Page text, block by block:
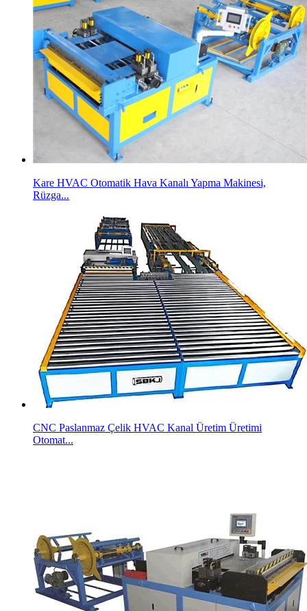
Kare HVAC Otomatik Hava Kanalı Yapma Makinesi,
Rüzga...
CNC Paslanmaz Çelik HVAC Kanal Üretim Üretimi
Otomat...